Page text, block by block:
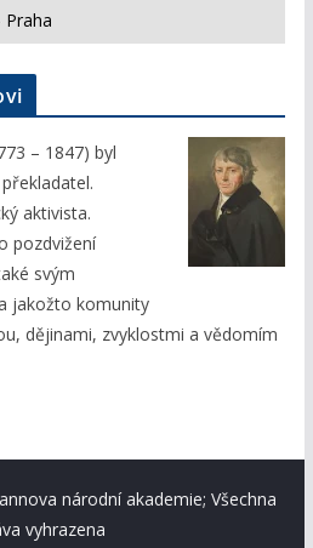
Praha
– 1847) byl
aktivista.
pozdvižení
svým
jakožto komunity
dějinami, zvyklostmi a vědomím
národní akademie; Všechna
vyhrazena